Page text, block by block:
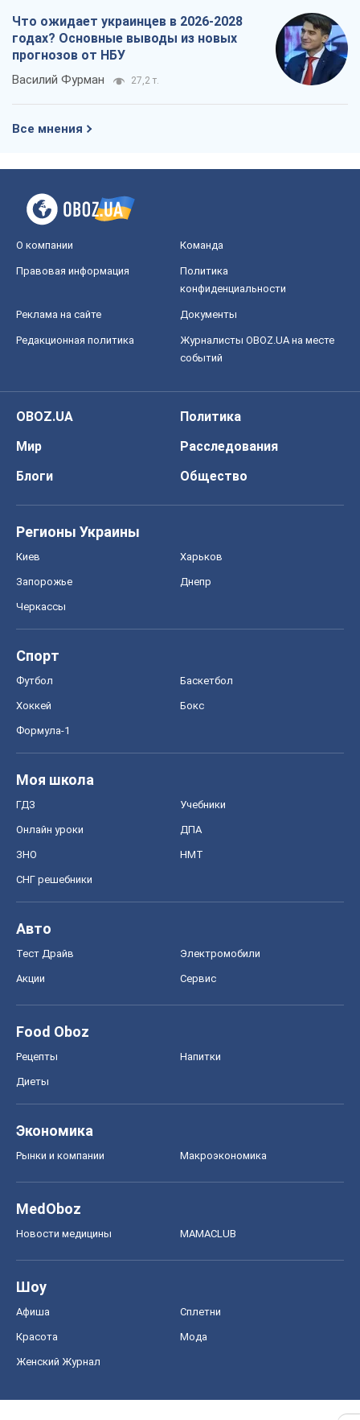
Что ожидает украинцев в 2026-2028
годах? Основные выводы из новых
прогнозов от НБУ
Василий Фурман 27,2 т.
Все мнения
О компании Команда
Правовая информация
Политика
конфиденциальности
Реклама на сайте Документы
Редакционная политика
Журналисты OBOZ.UA на месте
событий
OBOZ.UA
Политика
Мир
Расследования
Блоги
Общество
Регионы Украины
Киев Харьков
Запорожье Днепр
Черкассы
Спорт
Футбол Баскетбол
Хоккей Бокс
Формула-1
Моя школа
ГДЗ Учебники
Онлайн уроки ДПА
ЗНО НМТ
СНГ решебники
Авто
Тест Драйв Электромобили
Акции Сервис
Food Oboz
Рецепты Напитки
Диеты
Экономика
Рынки и компании Mакроэкономика
MedOboz
Новости медицины MAMACLUB
Шоу
Афиша Сплетни
Красота Мода
Женский Журнал